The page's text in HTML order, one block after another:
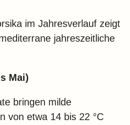
im Jahresverlauf zeigt
jahreszeitliche
Mai)
bringen milde
von etwa 14 bis 22 °C